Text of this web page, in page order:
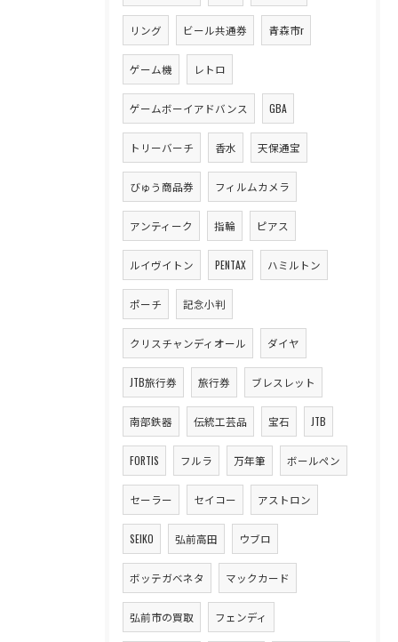
リング ビール共通券 青森市r
ゲーム機 レトロ
ゲームボーイアドバンス GBA
トリーバーチ 香水 天保通宝
びゅう商品券 フィルムカメラ
アンティーク 指輪 ピアス
ルイヴイトン PENTAX ハミルトン
ポーチ 記念小判
クリスチャンディオール ダイヤ
JTB旅行券 旅行券 ブレスレット
南部鉄器 伝統工芸品 宝石 JTB
FORTIS フルラ 万年筆 ボールペン
セーラー セイコー アストロン
SEIKO 弘前高田 ウブロ
ボッテガベネタ マックカード
弘前市の買取 フェンディ